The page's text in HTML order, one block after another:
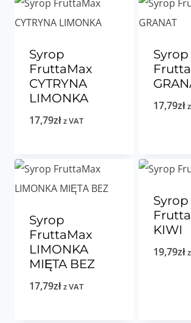
Syrop
FruttaMax
CYTRYNA
LIMONKA
17,79zł z VAT
Syrop
17,79zł
Syrop
FruttaMax
LIMONKA
MIĘTA BEZ
17,79zł z VAT
Syrop
KIWI
19,79zł